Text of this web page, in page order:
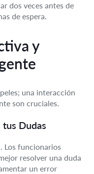
dos veces antes de
de espera.
y
una interacción
son cruciales.
tus Dudas
Los funcionarios
resolver una duda
un error